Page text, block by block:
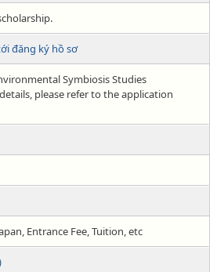
đăng ký hồ sơ
Symbiosis Studies
please refer to the application
Entrance Fee, Tuition, etc